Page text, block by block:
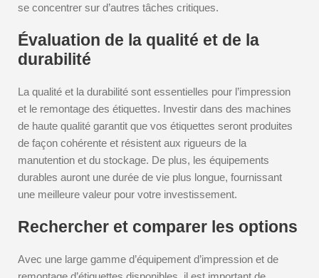
se concentrer sur d’autres tâches critiques.
Évaluation de la qualité et de la
durabilité
La qualité et la durabilité sont essentielles pour l’impression
et le remontage des étiquettes. Investir dans des machines
de haute qualité garantit que vos étiquettes seront produites
de façon cohérente et résistent aux rigueurs de la
manutention et du stockage. De plus, les équipements
durables auront une durée de vie plus longue, fournissant
une meilleure valeur pour votre investissement.
Rechercher et comparer les options
Avec une large gamme d’équipement d’impression et de